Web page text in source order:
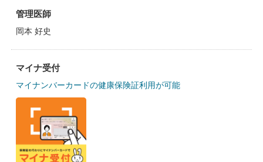
管理医師
岡本 好史
マイナ受付
マイナンバーカードの健康保険証利用が可能